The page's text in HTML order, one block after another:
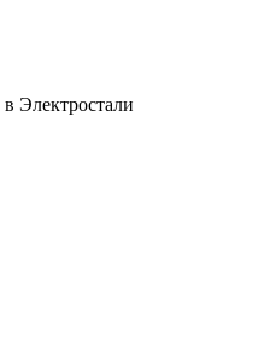
в Электростали